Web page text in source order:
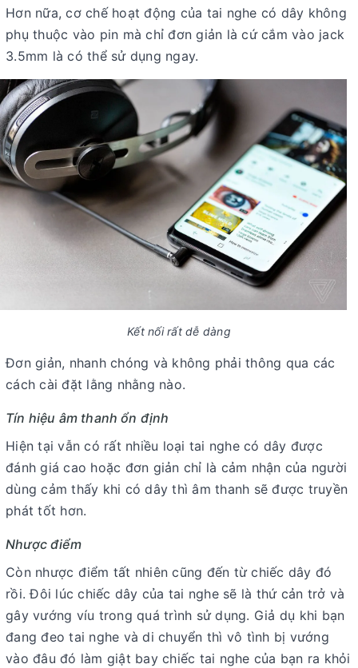
Hơn nữa, cơ chế hoạt động của tai nghe có dây không
phụ thuộc vào pin mà chỉ đơn giản là cứ cắm vào jack
3.5mm là có thể sử dụng ngay.
Kết nối rất dễ dàng
Đơn giản, nhanh chóng và không phải thông qua các
cách cài đặt lằng nhằng nào.
Tín hiệu âm thanh ổn định
Hiện tại vẫn có rất nhiều loại tai nghe có dây được
đánh giá cao hoặc đơn giản chỉ là cảm nhận của người
dùng cảm thấy khi có dây thì âm thanh sẽ được truyền
phát tốt hơn.
Nhược điểm
Còn nhược điểm tất nhiên cũng đến từ chiếc dây đó
rồi. Đôi lúc chiếc dây của tai nghe sẽ là thứ cản trở và
gây vướng víu trong quá trình sử dụng. Giả dụ khi bạn
đang đeo tai nghe và di chuyển thì vô tình bị vướng
vào đâu đó làm giật bay chiếc tai nghe của bạn ra khỏi